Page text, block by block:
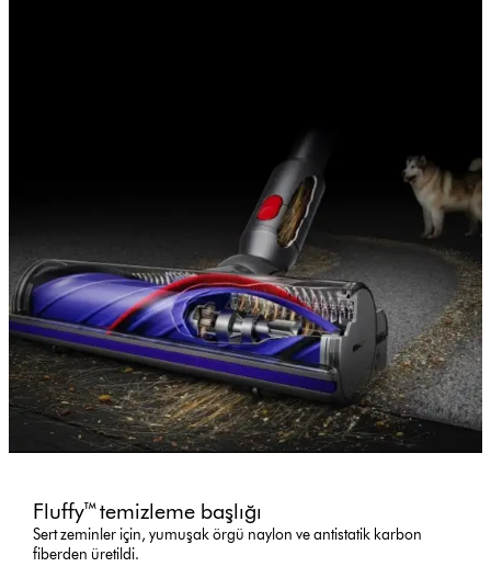
Fluffy™ temizleme başlığı
Sert zeminler için, yumuşak örgü naylon ve antistatik karbon
fiberden üretildi.